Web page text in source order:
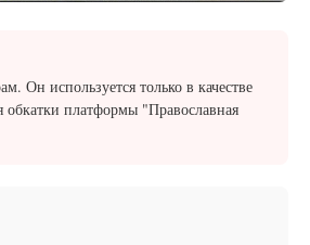
Он используется только в качестве
обкатки платформы "Православная